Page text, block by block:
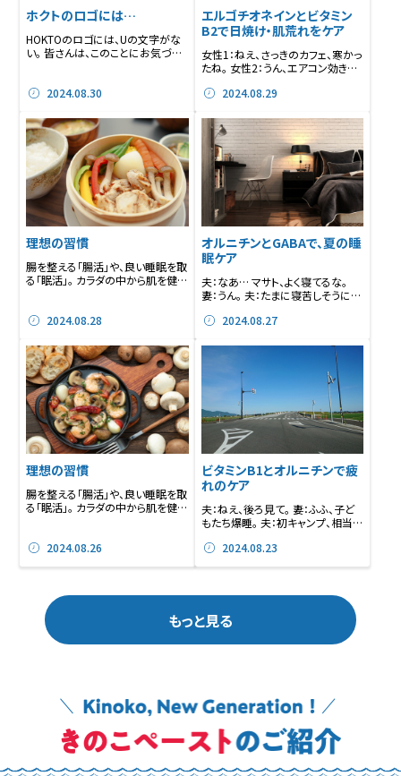
ホクトのロゴには…
HOKTOのロゴには、Uの文字がな
い。 皆さんは、このことにお気づき
2024.08.30
エルゴチオネインとビタミン
B2で日焼け・肌荒れをケア
女性1：ねえ、さっきのカフェ、寒かっ
たね。 女性2：うん、エアコン効き過
2024.08.29
理想の習慣
腸を整える「腸活」や、良い睡眠を取
る「眠活」。 カラダの中から肌を健康
2024.08.28
オルニチンとGABAで、夏の睡
眠ケア
夫：なあ… マサト、よく寝てるな。
妻：うん。 夫：たまに寝苦しそうにし
2024.08.27
理想の習慣
腸を整える「腸活」や、良い睡眠を取
る「眠活」。 カラダの中から肌を健康
2024.08.26
ビタミンB1とオルニチンで疲
れのケア
夫：ねえ、後ろ見て。 妻：ふふ、子ど
もたち爆睡。 夫：初キャンプ、相当楽
2024.08.23
もっと見る